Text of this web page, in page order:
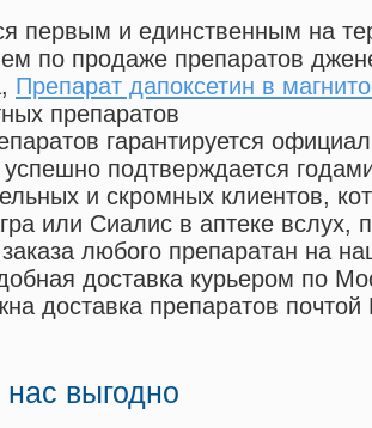
первым и единственным на
по продаже препаратов
, Препарат дапоксетин в
препаратов
гарантируется
успешно подтверждается
и скромных клиентов,
или Сиалис в аптеке вслух,
любого препаратан на
доставка курьером по
доставка препаратов
нас выгодно